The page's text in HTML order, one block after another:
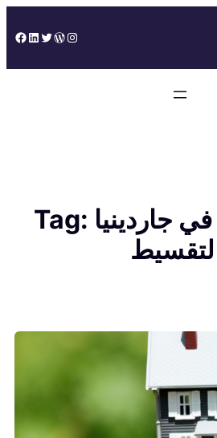
to
Facebook
LinkedIn
Twitter
WordPress
Instagram
Tag: جاردينيا